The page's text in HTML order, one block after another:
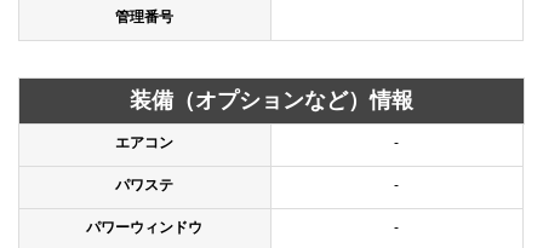
管理番号
装備（オプションなど）情報
エアコン -
パワステ -
パワーウィンドウ -